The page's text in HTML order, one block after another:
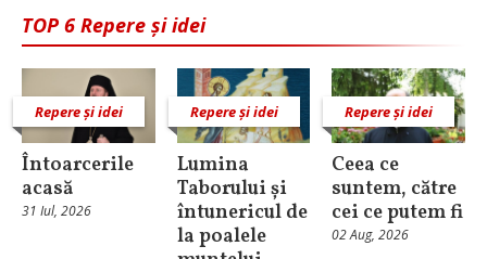
TOP 6 Repere și idei
Repere și idei
Întoarcerile
acasă
31 Iul, 2026
Repere și idei
Lumina
Taborului și
întunericul de
la poalele
Repere și idei
Ceea ce
suntem, către
cei ce putem fi
02 Aug, 2026